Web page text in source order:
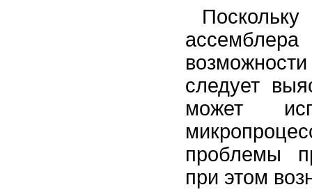
следует
может
проблемы
при этом